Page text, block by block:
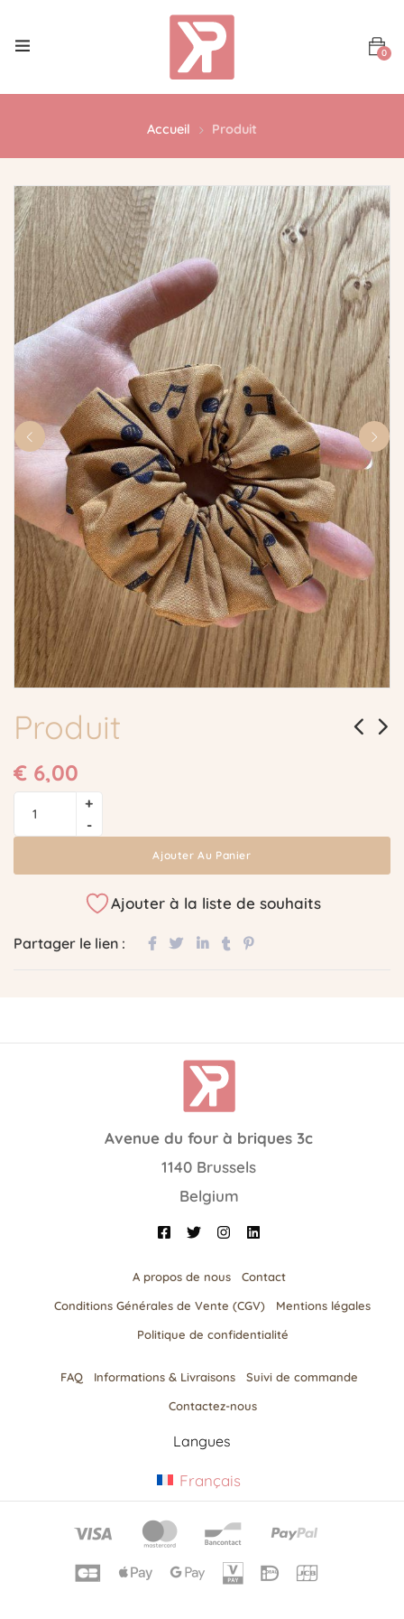
0
Accueil Produit
Produit
€ 6,00
Ajouter Au Panier
Ajouter à la liste de souhaits
Partager le lien :
Avenue du four à briques 3c
1140 Brussels
Belgium
A propos de nous
Contact
Conditions Générales de Vente (CGV)
Mentions légales
Politique de confidentialité
FAQ Informations & Livraisons​
Suivi de commande
Contactez-nous
Langues
Français